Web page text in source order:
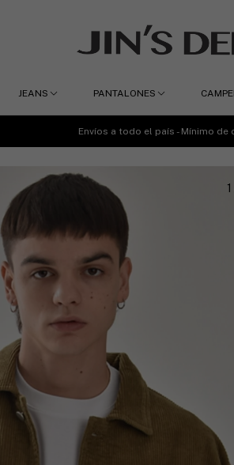
JEANS PANTALONES
Envíos a todo el país - Mínimo
1